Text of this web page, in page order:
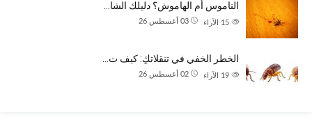
الناموس أم الهاموش؟ دليلك الشا…
03 أغسطس 26 الآراء
الخطر الخفي في تنقلاتكِ: كيف ت…
02 أغسطس 26 الآراء